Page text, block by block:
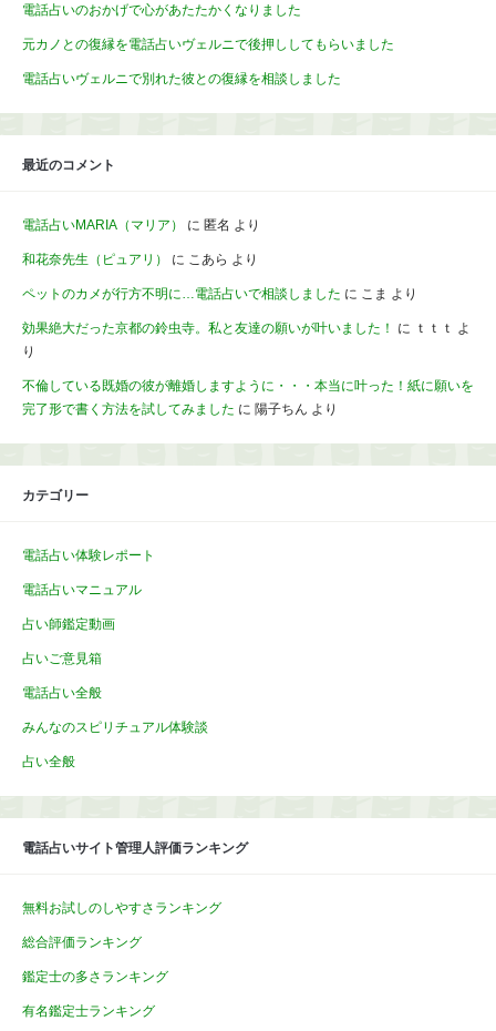
電話占いのおかげで心があたたかくなりました
元カノとの復縁を電話占いヴェルニで後押ししてもらいました
電話占いヴェルニで別れた彼との復縁を相談しました
最近のコメント
電話占いMARIA（マリア） に 匿名 より
和花奈先生（ピュアリ） に こあら より
ペットのカメが行方不明に…電話占いで相談しました に こま より
効果絶大だった京都の鈴虫寺。私と友達の願いが叶いました！ に ｔｔｔ
よ
り
不倫している既婚の彼が離婚しますように・・・本当に叶った！紙に願いを
完了形で書く方法を試してみました に 陽子ちん より
カテゴリー
電話占い体験レポート
電話占いマニュアル
占い師鑑定動画
占いご意見箱
電話占い全般
みんなのスピリチュアル体験談
占い全般
電話占いサイト管理人評価ランキング
無料お試しのしやすさランキング
総合評価ランキング
鑑定士の多さランキング
有名鑑定士ランキング